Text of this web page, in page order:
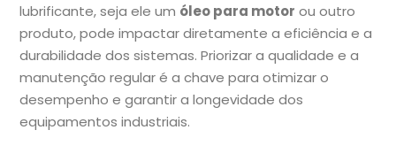
lubrificante, seja ele um óleo para motor ou outro
produto, pode impactar diretamente a eficiência e a
durabilidade dos sistemas. Priorizar a qualidade e a
manutenção regular é a chave para otimizar o
desempenho e garantir a longevidade dos
equipamentos industriais.